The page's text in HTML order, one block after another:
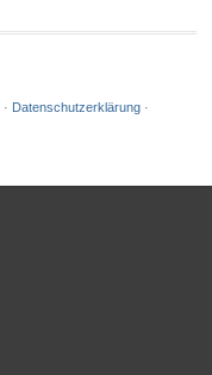
· Datenschutzerklärung ·